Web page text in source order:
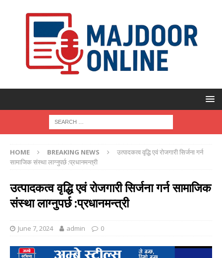
HOME BREAKING NEWS
उत्पादकत्व वृद्धि एवं रोजगारी सिर्जना गर्न
सामाजिक संस्था लाग्नुपर्छ :प्रधानमन्त्री
उत्पादकत्व वृद्धि एवं रोजगारी सिर्जना गर्न सामाजिक
संस्था लाग्नुपर्छ :प्रधानमन्त्री
June 7, 2024 admin 0